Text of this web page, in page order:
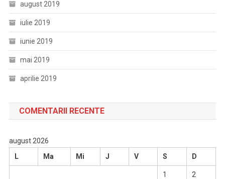
august 2019
iulie 2019
iunie 2019
mai 2019
aprilie 2019
COMENTARII RECENTE
august 2026
L
Ma Mi J V S D
1 2